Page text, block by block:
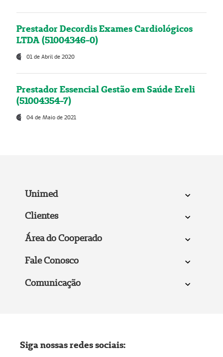
Prestador Decordis Exames Cardiológicos
LTDA (51004346-0)
01 de Abril de 2020
Prestador Essencial Gestão em Saúde Ereli
(51004354-7)
04 de Maio de 2021
Unimed
Clientes
Área do Cooperado
Fale Conosco
Comunicação
Siga nossas redes sociais: